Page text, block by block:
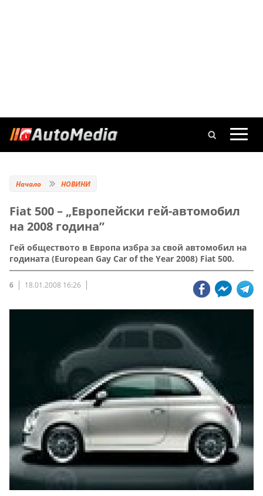
Начало НОВИНИ
Fiat 500 – „Европейски гей-автомобил
на 2008 година”
Гей обществото в Европа избра за свой автомобил на
годината (European Gay Car of the Year 2008) Fiat 500.
6 18.01.2008 16:26